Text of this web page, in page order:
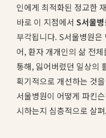
인에게 최적화된 정교한
바로 이 지점에서 S서울
부각됩니다. S서울병원
어, 환자 개개인의 삶 전
통해, 잃어버렸던 일상의
획기적으로 개선하는 것
서울병원이 어떻게 파킨
시하는지 심층적으로 살